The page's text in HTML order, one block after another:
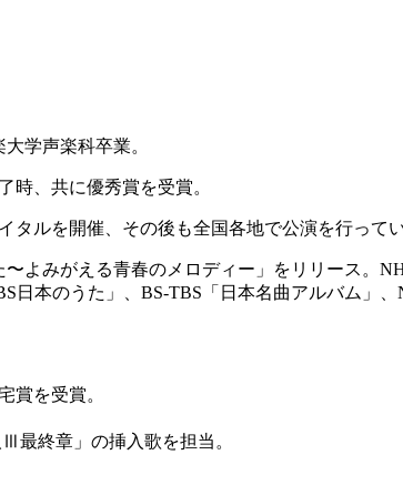
学声楽科卒業。
時、共に優秀賞を受賞。
タルを開催、その後も全国各地で公演を行ってい
〜よみがえる青春のメロディー」をリリース。
日本のうた」、BS-TBS「日本名曲アルバム」
賞を受賞。
最終章」の挿入歌を担当 。